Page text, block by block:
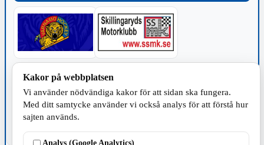
TILLVERKNING
Kakor på webbplatsen
Vi använder nödvändiga kakor för att sidan ska fungera.
Med ditt samtycke använder vi också analys för att förstå hur
sajten används.
Analys (Google Analytics)